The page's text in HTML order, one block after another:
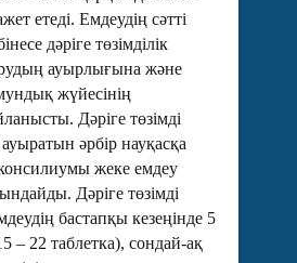
етеді. Емдеудің сәтті
дәріге төзімділік
ауырлығына және
жүйесінің
Дәріге төзімді
әрбір науқасқа
консилиумы жеке емдеу
Дәріге төзімді
бастапқы кезеңінде 5
– 22 таблетка), сондай-ақ